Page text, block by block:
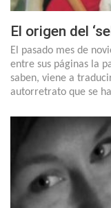
El origen del
El pasado mes de
entre sus páginas la
saben, viene a
autorretrato que se